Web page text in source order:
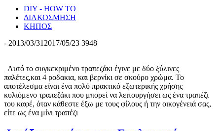
DIY - HOW TO
ΔΙΑΚΟΣΜΗΣΗ
ΚΗΠΟΣ
- 2013/03/31 2017/05/23 3948
Αυτό το συγκεκριμένο τραπεζάκι έγινε με δύο ξύλινες
παλέτες,και 4 ροδακια, και βερνίκι σε σκούρο χρώμα. Το
αποτέλεσμα είναι ένα πολύ πρακτικό εξωτερικής χρήσης
κυλιόμενο τραπεζάκι που μπορεί να λειτουργήσει ως ένα τραπέζι
του καφέ, όταν κάθεστε έξω με τους φίλους ή την οικογένειά σας,
είτε ως ένα μίνι τραπέζι